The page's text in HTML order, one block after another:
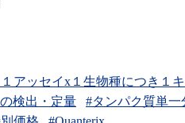
アッセイx１生物種につき１
検出・定量
#タンパク質単一